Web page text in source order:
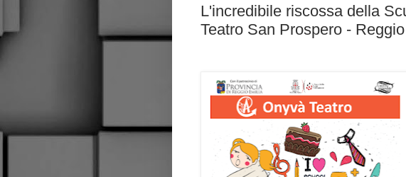
L'incredibile riscossa della
Teatro San Prospero -